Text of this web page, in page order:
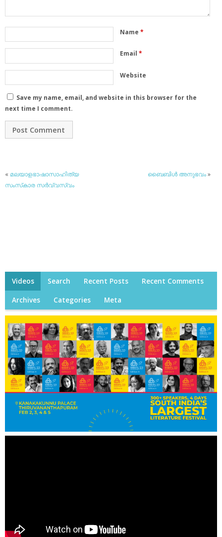
Name *
Email *
Website
Save my name, email, and website in this browser for the
next time I comment.
« മലയാളഭാഷാസാഹിത്യ
സംസ്‌കാര സര്‍വ്വസ്വം
ബൈബിള്‍ അനുഭവം»
Videos Search Recent Posts Recent Comments
Archives Categories Meta